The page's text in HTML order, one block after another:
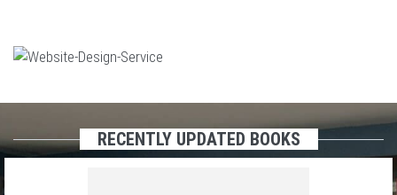
RECENTLY UPDATED BOOKS